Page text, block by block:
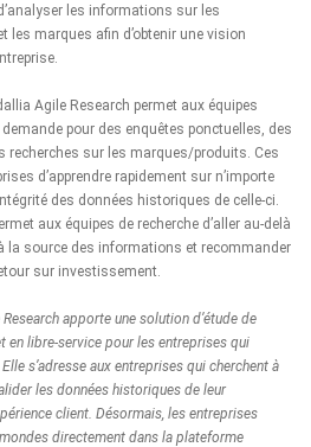
les informations sur les
les marques afin d’obtenir une vision
Agile Research permet aux équipes
demande pour des enquêtes ponctuelles, des
recherches sur les marques/produits. Ces
d’apprendre rapidement sur n’importe
des données historiques de celle-ci.
aux équipes de recherche d’aller au-delà
la source des informations et recommander
sur investissement.
apporte une solution d’étude de
en libre-service pour les entreprises qui
s’adresse aux entreprises qui cherchent à
les données historiques de leur
client. Désormais, les entreprises
directement dans la plateforme